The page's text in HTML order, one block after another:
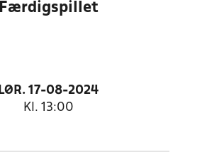
Færdigspillet
LØR. 17-08-2024
Kl. 13:00